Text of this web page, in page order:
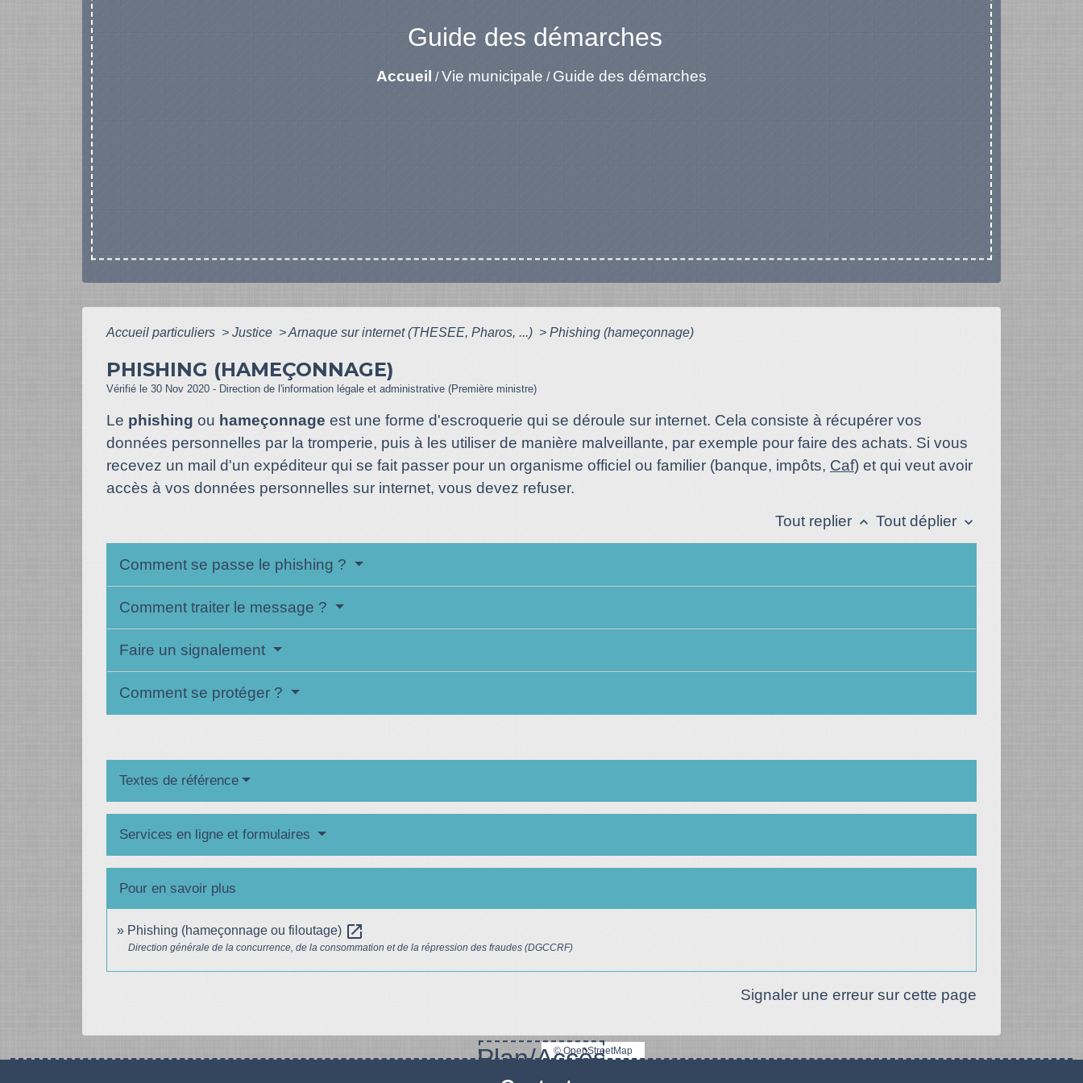
Guide des démarches
Accueil /Vie municipale / Guide des démarches
Accueil particuliers > Justice >Arnaque sur internet (THESEE, Pharos, ...) > Phishing (hameçonnage)
PHISHING (HAMEÇONNAGE)
Vérifié le 30 Nov 2020 - Direction de l'information légale et administrative (Première ministre)
Le phishing ou hameçonnage est une forme d'escroquerie qui se déroule sur internet. Cela consiste à récupérer vos
données personnelles par la tromperie, puis à les utiliser de manière malveillante, par exemple pour faire des achats. Si vous
recevez un mail d'un expéditeur qui se fait passer pour un organisme officiel ou familier (banque, impôts, Caf) et qui veut avoir
accès à vos données personnelles sur internet, vous devez refuser.
Tout replier keyboard_arrow_up Tout déplier keyboard_arrow_down
Comment se passe le phishing ?
Comment traiter le message ?
Faire un signalement
Comment se protéger ?
Textes de référence
Services en ligne et formulaires
Pour en savoir plus
Phishing (hameçonnage ou filoutage) open_in_new
Direction générale de la concurrence, de la consommation et de la répression des fraudes (DGCCRF)
Signaler une erreur sur cette page
Plan/Accès
© OpenStreetMap